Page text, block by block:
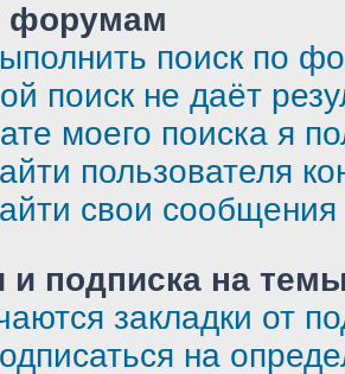
форумам
поиск по
поиск не даёт
моего поиска я
пользователя
свои
и подписка на
закладки от
на